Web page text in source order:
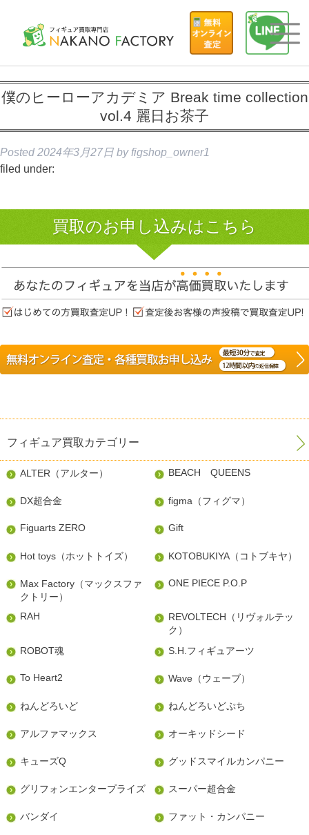
僕のヒーローアカデミア Break time collection
vol.4 麗日お茶子
Posted 2024年3月27日 by figshop_owner1
filed under:
買取のお申し込みはこちら
フィギュア買取カテゴリー
ALTER（アルター） BEACH QUEENS
DX超合金 figma（フィグマ）
Figuarts ZERO Gift
Hot toys（ホットトイズ） KOTOBUKIYA（コトブキヤ）
Max Factory（マックスファ
クトリー）
ONE PIECE P.O.P
RAH
REVOLTECH（リヴォルテッ
ク）
ROBOT魂
S.H.フィギュアーツ
To Heart2 Wave（ウェーブ）
ねんどろいど ねんどろいどぷち
アルファマックス オーキッドシード
キューズQ グッドスマイルカンパニー
グリフォンエンタープライズ スーパー超合金
バンダイ ファット・カンパニー